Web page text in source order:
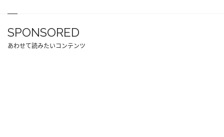
SPONSORED
あわせて読みたいコンテンツ